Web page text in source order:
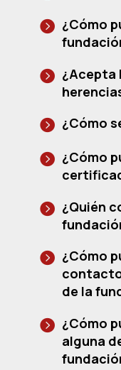
¿Cómo
¿Acepta
¿Cómo
¿Cómo
¿Quién
¿Cómo
de la
¿Cómo
alguna